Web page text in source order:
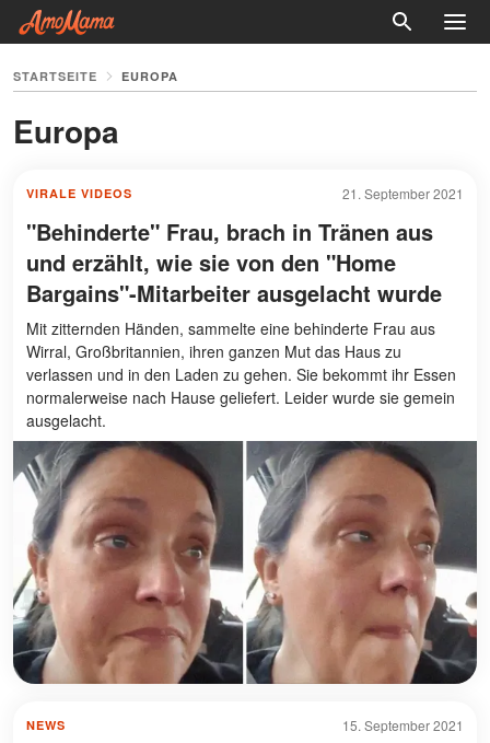
STARTSEITE EUROPA
Europa
21. September 2021
VIRALE VIDEOS
"Behinderte" Frau, brach in Tränen aus
und erzählt, wie sie von den "Home
Bargains"-Mitarbeiter ausgelacht wurde
Mit zitternden Händen, sammelte eine behinderte Frau aus
Wirral, Großbritannien, ihren ganzen Mut das Haus zu
verlassen und in den Laden zu gehen. Sie bekommt ihr Essen
normalerweise nach Hause geliefert. Leider wurde sie gemein
ausgelacht.
15. September 2021
NEWS